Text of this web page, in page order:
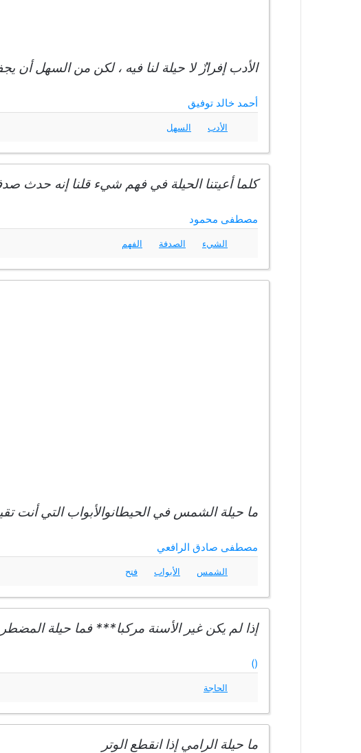
الأدب إفرازٌ لا حيلة لنا فيه ، لكن من السهل أن
أحمد خالد توفيق
الأدب السهل
كلما أعيتنا الحيلة في فهم شيء قلنا إنه حدث
مصطفى محمود
الشيء الصدفة الفهم
ما حيلة الشمس في الحيطانوالأبواب التي أنت
مصطفى صادق الرافعي
الشمس الأبواب فتح
إذا لم يكن غير الأسنة مركبا*** فما حيلة المضطر
()
الحاجة
ما حيلة الرامي إذا انقطع الوتر